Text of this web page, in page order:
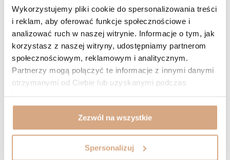
Wykorzystujemy pliki cookie do spersonalizowania treści
i reklam, aby oferować funkcje społecznościowe i
analizować ruch w naszej witrynie. Informacje o tym, jak
korzystasz z naszej witryny, udostępniamy partnerom
społecznościowym, reklamowym i analitycznym.
Partnerzy mogą połączyć te informacje z innymi danymi
otrzymanymi od Ciebie lub uzyskanymi podczas
Zezwól na wszystkie
Spersonalizuj
Czy opinia była pomocna? 0 0
Opinia potwierdzona zakupem
Odcień: brąz 2026-02-28
Torebka śliczna
Czy opinia była pomocna? 0 0
ZOBACZ WIĘCEJ